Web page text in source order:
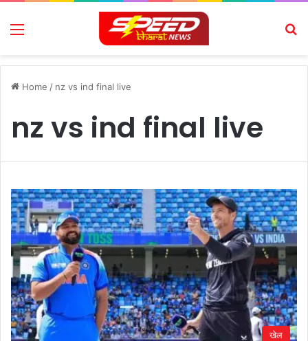
Menu
Home / nz vs ind final live
nz vs ind final live
खेल